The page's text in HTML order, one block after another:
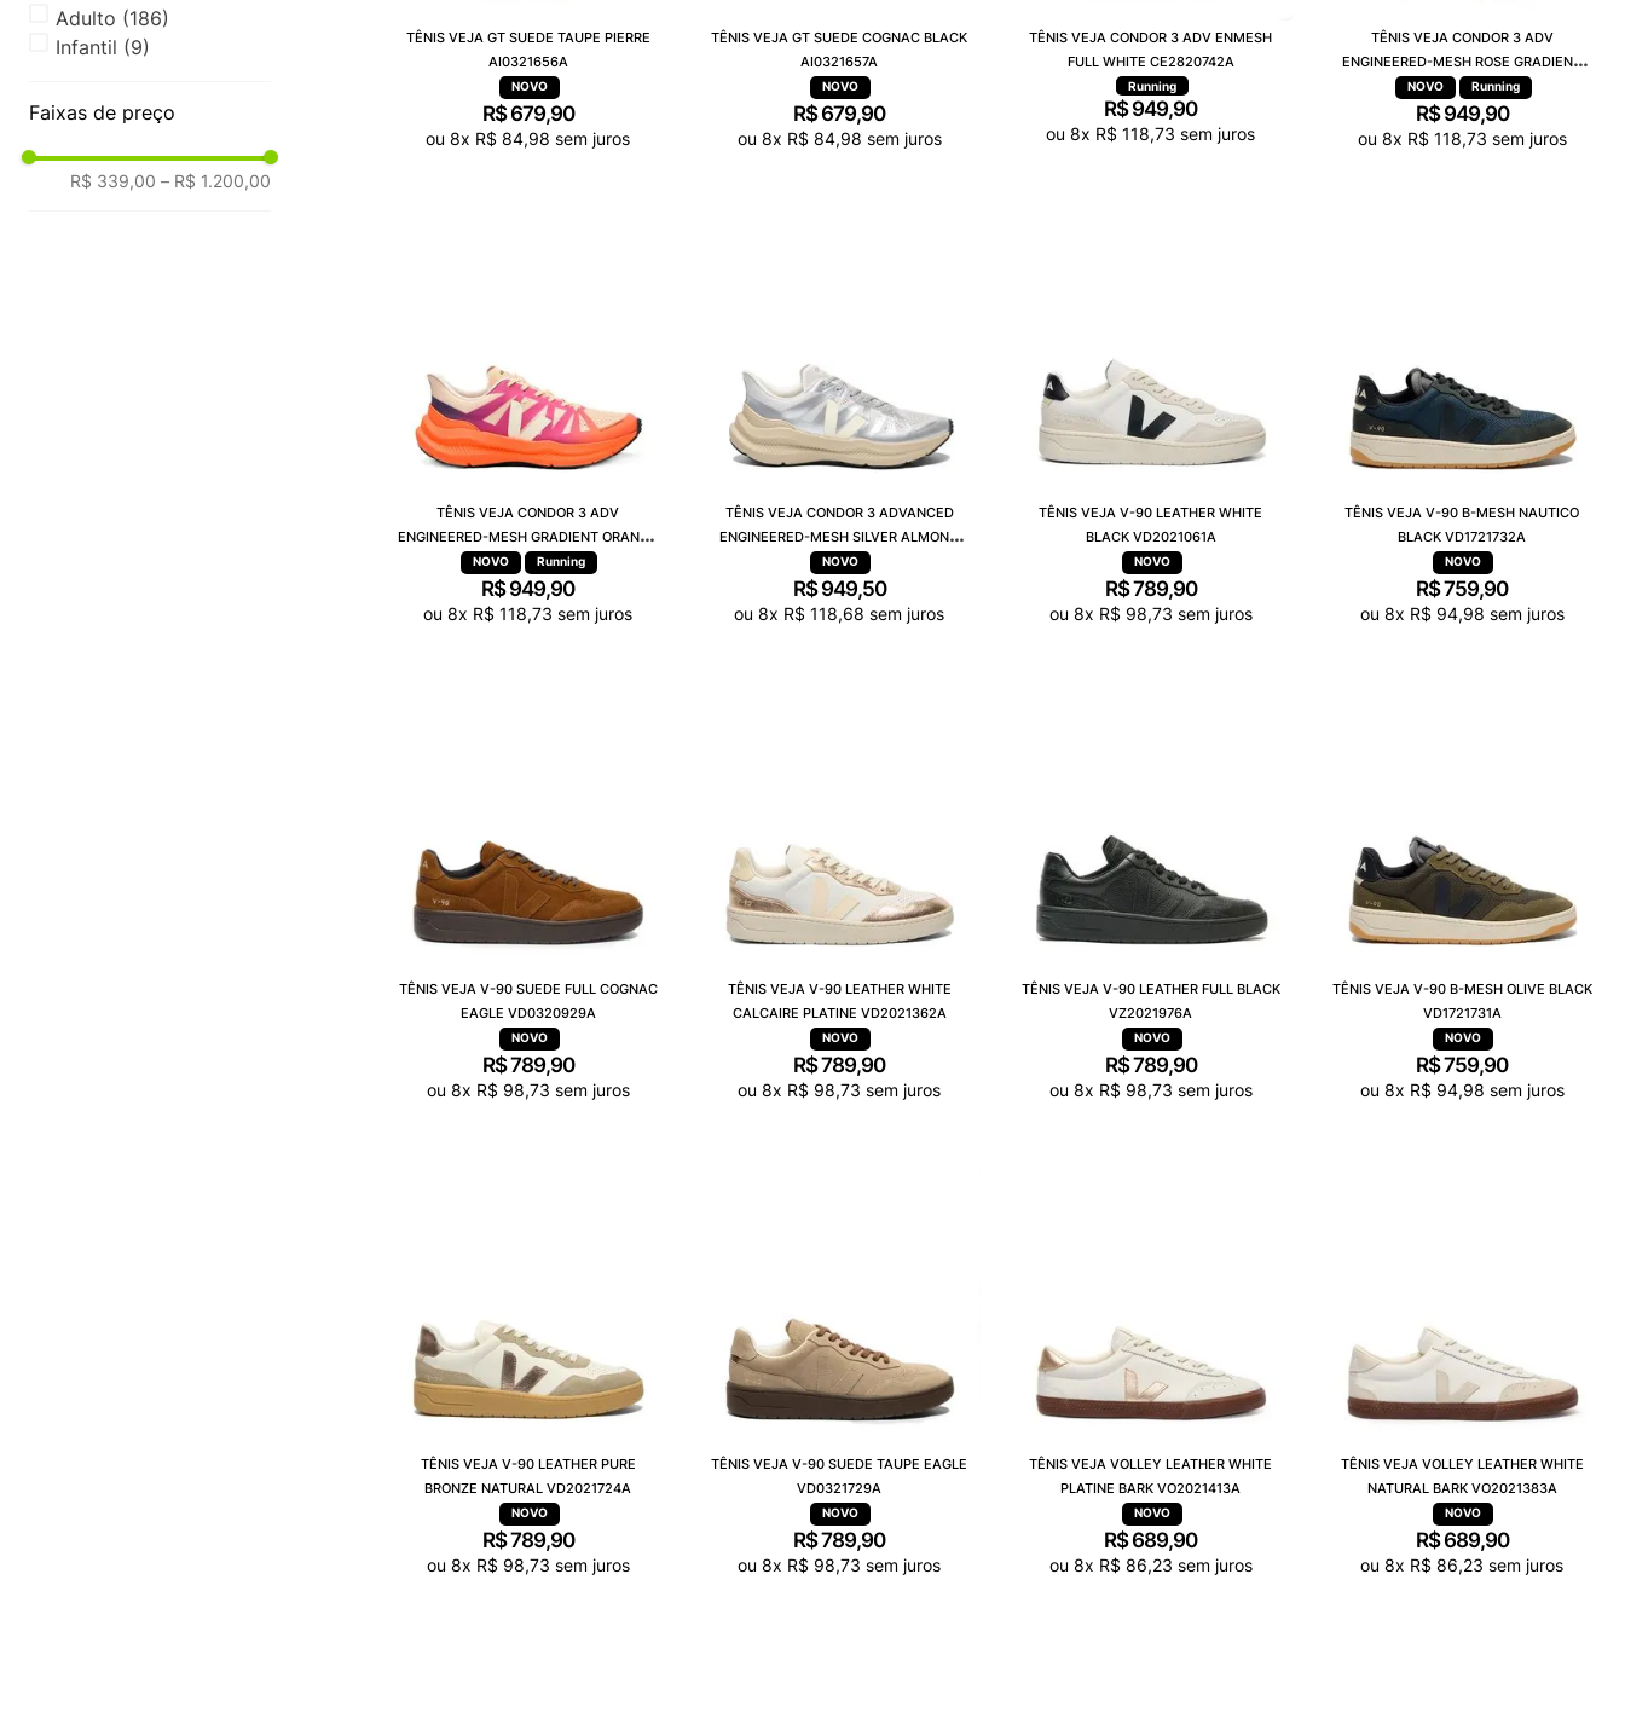
Adulto (186)
Infantil (9)
Faixas de preço
R$ 339,00 – R$ 1.200,00
TÊNIS VEJA GT SUEDE TAUPE PIERRE
AI0321656A
R$ 679,90
ou8x R$ 84,98 sem juros
TÊNIS VEJA GT SUEDE COGNAC BLACK
AI0321657A
R$679,90
ou 8x R$ 84,98 sem juros
TÊNIS VEJA CONDOR 3 ADV ENMESH
FULL WHITE CE2820742A
Running
R$949,90
ou8x R$ 118,73 sem juros
TÊNIS VEJA CONDOR 3 ADV
ENGINEERED-MESH ROSE GRADIENT
CALCAIRE CE2821421A
Running
R$ 949,90
ou 8x R$ 118,73 sem juros
TÊNIS VEJA CONDOR 3 ADV
ENGINEERED-MESH GRADIENT ORANGE
FLUOR CE2821422A
Running
R$949,90
ou8x R$ 118,73 sem juros
TÊNIS VEJA CONDOR 3 ADVANCED
ENGINEERED-MESH SILVER ALMOND
CE2820951A
R$ 949,50
ou8x R$ 118,68 sem juros
TÊNIS VEJA V-90 LEATHER WHITE
BLACK VD2021061A
R$789,90
ou 8x R$ 98,73 sem juros
TÊNIS VEJA V-90 B-MESH NAUTICO
BLACK VD1721732A
R$759,90
ou 8x R$ 94,98 sem juros
TÊNIS VEJA V-90 SUEDE FULL COGNAC
EAGLE VD0320929A
R$789,90
ou 8x R$ 98,73 sem juros
TÊNIS VEJA V-90 LEATHER WHITE
CALCAIRE PLATINE VD2021362A
R$789,90
ou8x R$ 98,73 sem juros
TÊNIS VEJA V-90 LEATHER FULL BLACK
VZ2021976A
R$789,90
ou 8x R$ 98,73 sem juros
TÊNIS VEJA V-90 B-MESH OLIVE BLACK
VD1721731A
R$759,90
ou 8x R$ 94,98 sem juros
TÊNIS VEJA V-90 LEATHER PURE
BRONZE NATURAL VD2021724A
R$789,90
ou 8x R$ 98,73 sem juros
TÊNIS VEJA V-90 SUEDE TAUPE EAGLE
VD0321729A
R$789,90
ou8x R$ 98,73 sem juros
TÊNIS VEJA VOLLEY LEATHER WHITE
PLATINE BARK VO2021413A
R$689,90
ou 8x R$ 86,23 sem juros
TÊNIS VEJA VOLLEY LEATHER WHITE
NATURAL BARK VO2021383A
R$ 689,90
ou8x R$ 86,23 sem juros